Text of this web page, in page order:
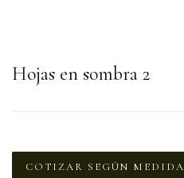
Hojas en sombra 2
COTIZAR SEGÚN MEDIDA